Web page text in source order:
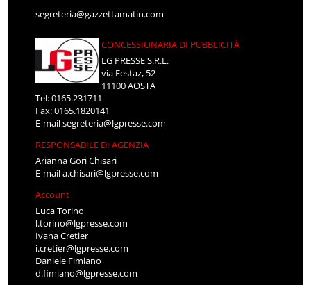
segreteria@gazzettamatin.com
CONCESSIONARIA DI PUBBLICITÀ
LG PRESSE S.R.L.
via Festaz, 52
11100 AOSTA
Tel: 0165.231711
Fax: 0165.1820141
E-mailsegreteria@lgpresse.com
RESPONSABILE DI AGENZIA
Arianna Gori Chisari
E-maila.chisari@lgpresse.com
Account
Luca Torino
l.torino@lgpresse.com
Ivana Cretier
i.cretier@lgpresse.com
Daniele Fimiano
d.fimiano@lgpresse.com